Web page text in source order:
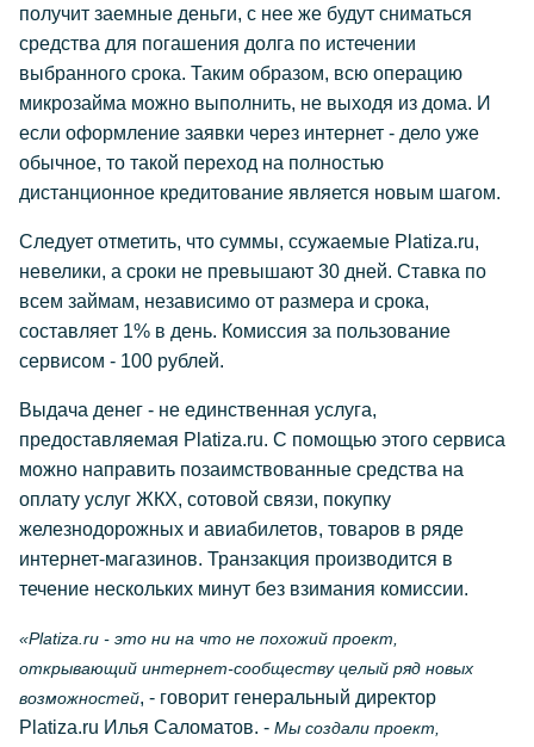
получит заемные деньги, с нее же будут сниматься
средства для погашения долга по истечении
выбранного срока. Таким образом, всю операцию
микрозайма можно выполнить, не выходя из дома. И
если оформление заявки через интернет - дело уже
обычное, то такой переход на полностью
дистанционное кредитование является новым шагом.
Следует отметить, что суммы, ссужаемые Platiza.ru,
невелики, а сроки не превышают 30 дней. Ставка по
всем займам, независимо от размера и срока,
составляет 1% в день. Комиссия за пользование
сервисом - 100 рублей.
Выдача денег - не единственная услуга,
предоставляемая Platiza.ru. С помощью этого сервиса
можно направить позаимствованные средства на
оплату услуг ЖКХ, сотовой связи, покупку
железнодорожных и авиабилетов, товаров в ряде
интернет-магазинов. Транзакция производится в
течение нескольких минут без взимания комиссии.
«Platiza.ru - это ни на что не похожий проект,
открывающий интернет-сообществу целый ряд новых
возможностей, - говорит генеральный директор
Platiza.ru Илья Саломатов. - Мы создали проект,